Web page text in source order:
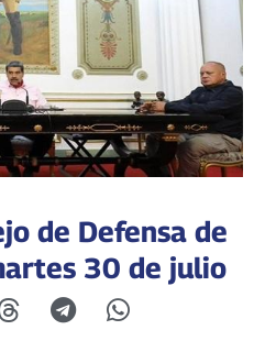
de Defensa de
30 de julio